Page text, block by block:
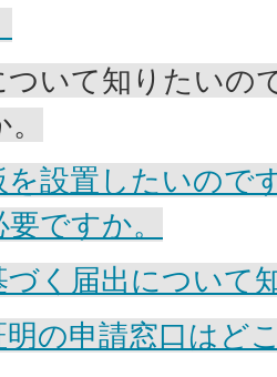
ついて知りたいの
を設置したいので
ですか。
づく届出について
明の申請窓口はど